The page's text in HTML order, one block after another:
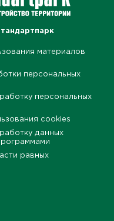
материалов
персональных
персональных
cookies
данных
равных